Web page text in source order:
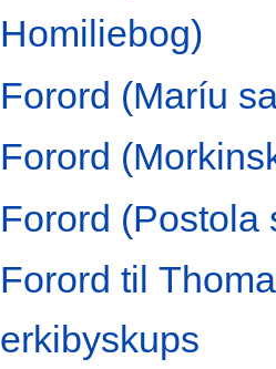
Homiliebog)
Forord (Maríu
Forord
Forord (Postola
Forord til
erkibyskups